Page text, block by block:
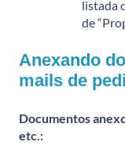
listada
de
Anexando
mails de
Documentos
etc.: